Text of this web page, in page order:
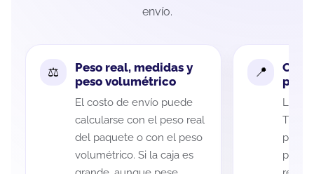
envío.
Peso real, medidas y
peso volumétrico
El costo de envío puede
calcularse con el peso real
del paquete o con el peso
volumétrico. Si la caja es
La